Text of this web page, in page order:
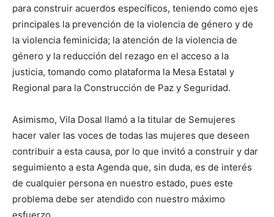
para construir acuerdos específicos, teniendo como ejes
principales la prevención de la violencia de género y de
la violencia feminicida; la atención de la violencia de
género y la reducción del rezago en el acceso a la
justicia, tomando como plataforma la Mesa Estatal y
Regional para la Construcción de Paz y Seguridad.
Asimismo, Vila Dosal llamó a la titular de Semujeres
hacer valer las voces de todas las mujeres que deseen
contribuir a esta causa, por lo que invitó a construir y dar
seguimiento a esta Agenda que, sin duda, es de interés
de cualquier persona en nuestro estado, pues este
problema debe ser atendido con nuestro máximo